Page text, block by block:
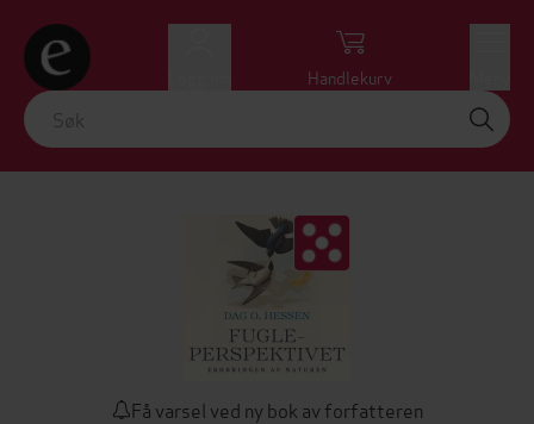
Handlekurv
Få varsel ved ny bok av forfatteren